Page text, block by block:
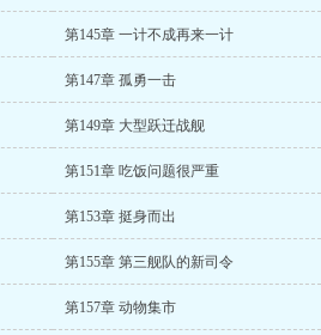
第145章 一计不成再来一计
第147章 孤勇一击
第149章 大型跃迁战舰
第151章 吃饭问题很严重
第153章 挺身而出
第155章 第三舰队的新司令
第157章 动物集市